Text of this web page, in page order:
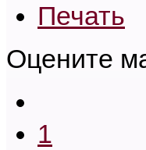
Печать
Оцените
1